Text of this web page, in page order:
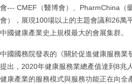
會--- CMEF（醫博會）、PharmChina（
會），展現100場以上的主題會議和26萬
中國健康產業史上規模最大的會展集群。
中國國務院發表的《關於促進健康服務業
提出，2020年健康服務業總產值達到8兆
健康產業的服務模式與服務功能正在向全